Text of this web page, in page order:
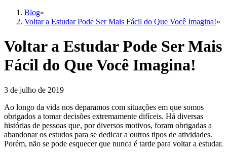
Blog»
Voltar a Estudar Pode Ser Mais Fácil do Que Você Imagina!»
Voltar a Estudar Pode Ser Mais
Fácil do Que Você Imagina!
3 de julho de 2019
Ao longo da vida nos deparamos com situações em que somos
obrigados a tomar decisões extremamente difíceis. Há diversas
histórias de pessoas que, por diversos motivos, foram obrigadas a
abandonar os estudos para se dedicar a outros tipos de atividades.
Porém, não se pode esquecer que nunca é tarde para voltar a estudar.